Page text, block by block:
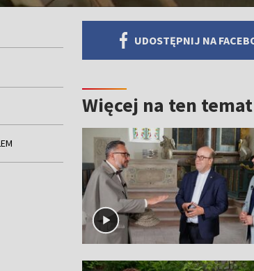
UDOSTĘPNIJ NA
Więcej na ten temat